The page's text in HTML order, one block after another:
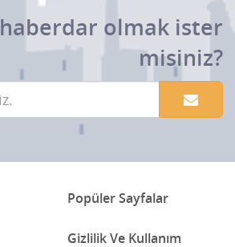
olmak ister
misiniz?
Popüler Sayfalar
Gizlilik Ve Kullanım